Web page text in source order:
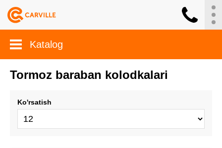
Katalog
Tormoz baraban kolodkalari
Ko'rsatish